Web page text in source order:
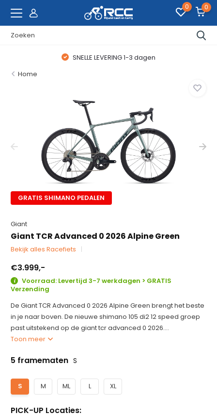
0 0
SNELLE LEVERING 1-3 dagen
Home
GRATIS SHIMANO PEDALEN
Giant
Giant TCR Advanced 0 2026 Alpine Green
Bekijk alles Racefiets
€3.999,-
Voorraad: Levertijd 3-7 werkdagen > GRATIS
Verzending
De Giant TCR Advanced 0 2026 Alpine Green brengt het beste
in je naar boven. De nieuwe shimano 105 di2 12 speed groep
past uitstekend op de giant tcr advanced 0 2026....
Toon meer
5 framematen S
S M ML L XL
PICK-UP Locaties: